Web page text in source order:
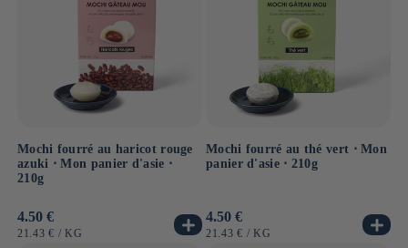
Notre sélection a été pensée pour vous faire découvrir
les saveurs incontournables de cette spécialité japonaise.
À savourer sans modération !
Mochi fourré au haricot rouge
azuki ⋅ Mon panier d'asie ⋅
210g
Prix
habituel
4.50 €
PRIX
21.43 € / PAR
KG
Mochi fourré au thé vert ⋅ Mon
panier d'asie ⋅ 210g
Prix
habituel
4.50 €
PRIX
21.43 € / PAR
KG